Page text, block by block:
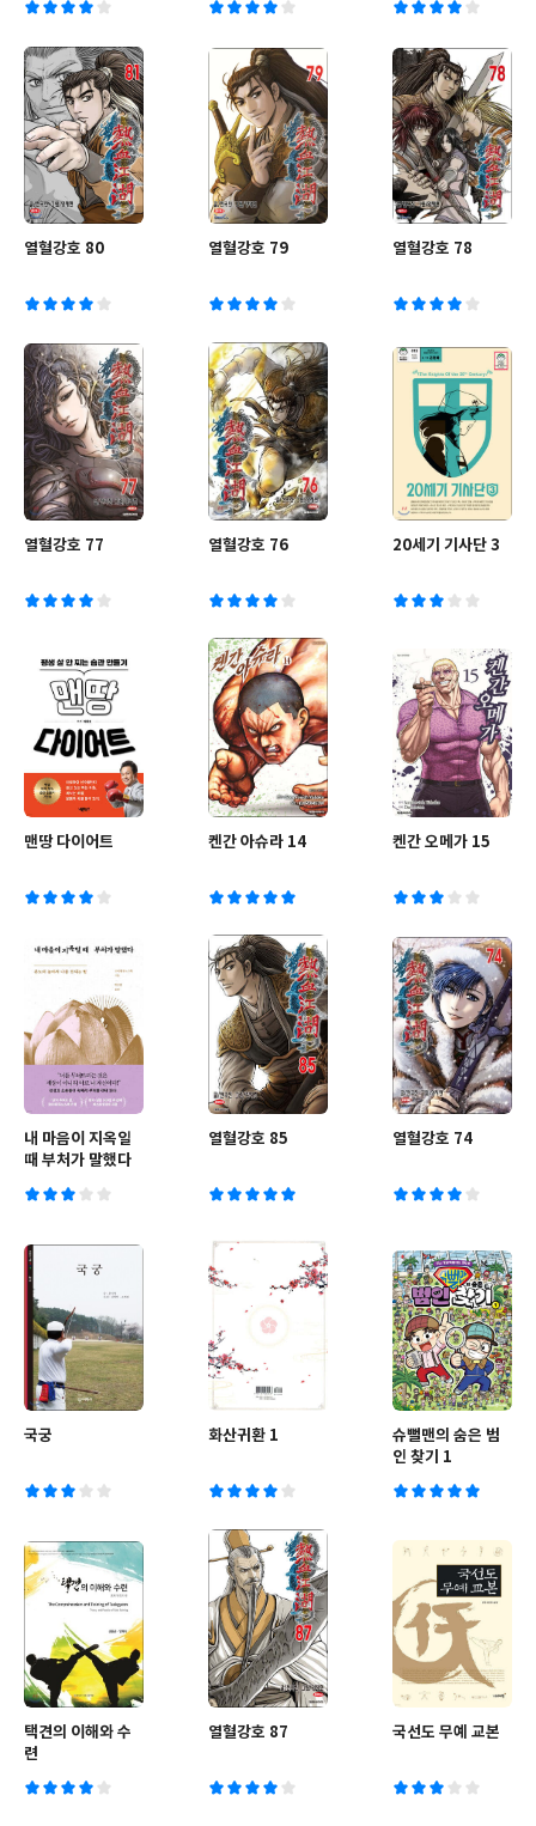
열혈강호 80 열혈강호 79 열혈강호 78
열혈강호 77 열혈강호 76 20세기 기사단 3
맨땅 다이어트 켄간 아슈라 14 켄간 오메가 15
내 마음이 지옥일
때 부처가 말했다
열혈강호 85 열혈강호 74
국궁 화산귀환 1
슈뻘맨의 숨은 범
인 찾기 1
택견의 이해와 수
련
열혈강호 87 국선도 무예 교본